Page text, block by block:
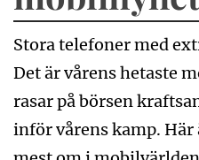
Stora telefoner med
Det är vårens hetaste
rasar på börsen
inför vårens kamp. Här